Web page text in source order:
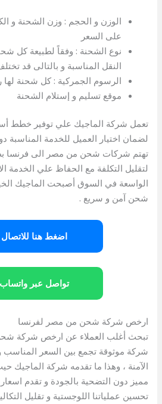
الوزن و الحجم : وزن الشحنة و
على السعر
نوع الشحنة : وفقاً لطبيعة كل
النقل المناسبة و بالتالى قد
الرسوم الجمركية : كل شحنة
موقع تسليم و إستلام الشحنة
تعمل شركة الماجيك علي توفير خطط
لضمان اختيار العميل للخدمة المناسبة
تهتم شركات شحن من مصر الى فرنسا
لتقليل التكلفة مع الحفاظ علي الخدمة
الواسعة في السوق أصبحت الماجيك
شحن آمن و سريع .
اضغط هنا
تواصل عبر
ارخص شركة شحن من مصر لفرنسا
تبحث أغلب العملاء عن ارخص شركة
شركة موثوقة تجمع بين السعر المناسب
الآمنة ، وهذا ما تقدمه شركة الماجيك
مميز دون التضحية بالجودة و تقدم
تحسين عملياتنا اللوجستية و تقليل